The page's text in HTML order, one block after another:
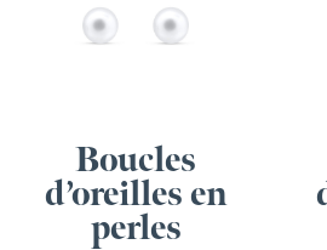
Boucles
d’oreilles en
perles